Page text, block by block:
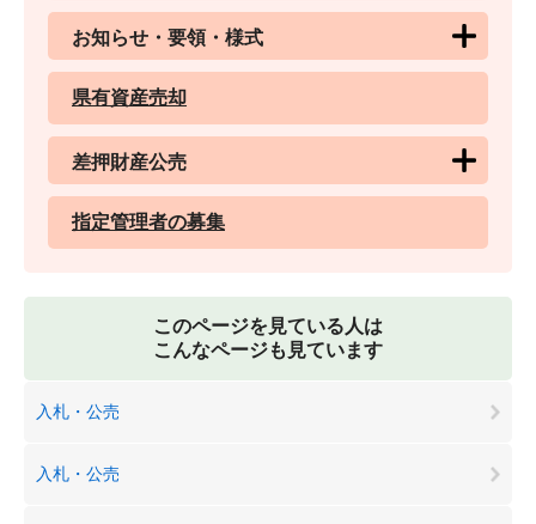
お知らせ・要領・様式
県有資産売却
差押財産公売
指定管理者の募集
このページを見ている人は
こんなページも見ています
入札・公売
入札・公売